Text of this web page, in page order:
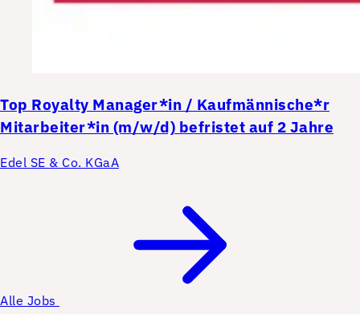
Top Royalty Manager*in / Kaufmännische*r
Mitarbeiter*in (m/w/d) befristet auf 2 Jahre
Edel SE & Co. KGaA
Alle Jobs